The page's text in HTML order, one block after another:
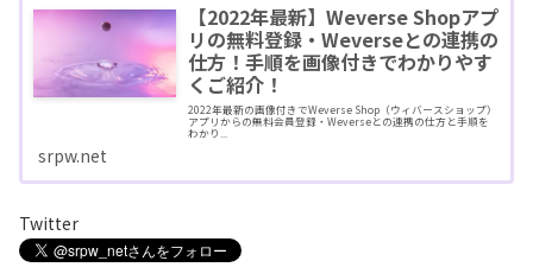
【2022年最新】Weverse Shopアプ
リの無料登録・Weverseとの連携の
仕方！手順を画像付きでわかりやす
くご紹介！
2022年最新の画像付きでWeverse Shop（ウィバースショップ）
アプリからの無料会員登録・Weverseとの連携の仕方と手順を
わかり...
srpw.net
Twitter